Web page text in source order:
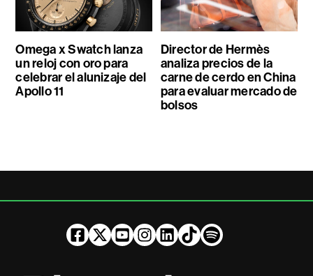
Omega x Swatch lanza
un reloj con oro para
celebrar el alunizaje del
Apollo 11
Director de Hermès
analiza precios de la
carne de cerdo en China
para evaluar mercado de
bolsos